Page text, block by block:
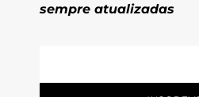
sempre atualizadas